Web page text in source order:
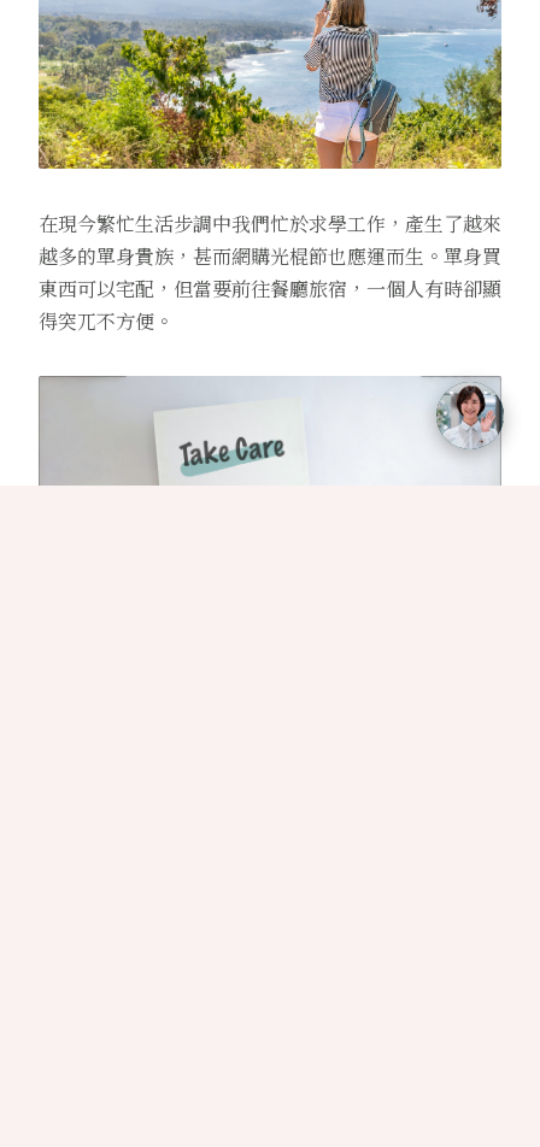
在現今繁忙生活步調中我們忙於求學工作，產生了越來
越多的單身貴族，甚而網購光棍節也應運而生。單身買
東西可以宅配，但當要前往餐廳旅宿，一個人有時卻顯
得突兀不方便。